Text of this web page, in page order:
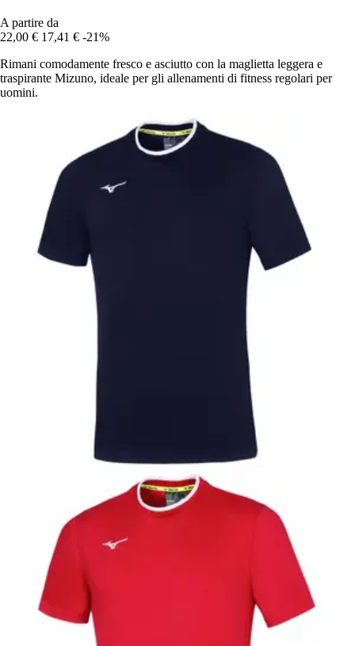
A partire da
22,00 € 17,41 € -21%
Rimani comodamente fresco e asciutto con la maglietta leggera e
traspirante Mizuno, ideale per gli allenamenti di fitness regolari per
uomini.